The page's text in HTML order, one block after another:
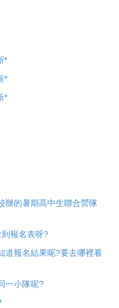
*
*
*
辦的暑期高中生聯合營隊
報名表呀?
道報名結果呢?要去哪裡看
一小隊呢?